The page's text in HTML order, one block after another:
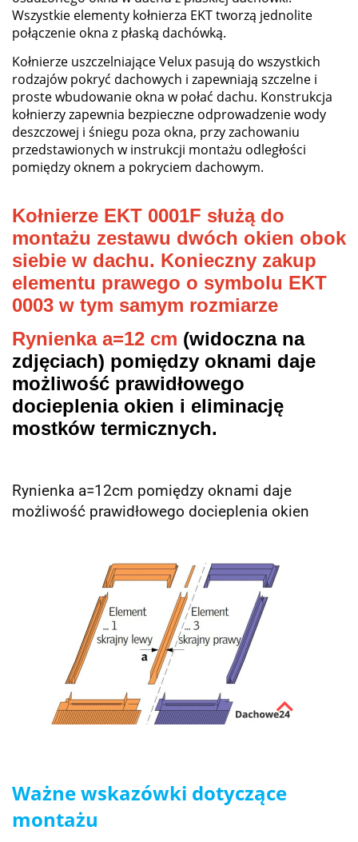
Wszystkie elementy kołnierza EKT tworzą jednolite
połączenie okna z płaską dachówką.
Kołnierze uszczelniające Velux pasują do wszystkich
rodzajów pokryć dachowych i zapewniają szczelne i
proste wbudowanie okna w połać dachu. Konstrukcja
kołnierzy zapewnia bezpieczne odprowadzenie wody
deszczowej i śniegu poza okna, przy zachowaniu
przedstawionych w instrukcji montażu odległości
pomiędzy oknem a pokryciem dachowym.
Kołnierze EKT 0001F służą do
montażu zestawu dwóch okien obok
siebie w dachu. Konieczny zakup
elementu prawego o symbolu EKT
0003 w tym samym rozmiarze
Rynienka a=12 cm (widoczna na
zdjęciach) pomiędzy oknami daje
możliwość prawidłowego
docieplenia okien i eliminację
mostków termicznych.
Rynienka a=12cm pomiędzy oknami daje
możliwość prawidłowego docieplenia okien
Ważne wskazówki dotyczące
montażu